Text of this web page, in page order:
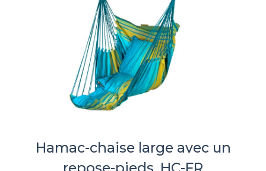
Hamac-chaise large avec un